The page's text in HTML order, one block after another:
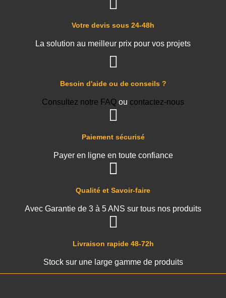
Livraison rapide 48-72h
Stock sur une large gamme de produits
Qualité et Savoir-faire
Avec Garantie de 3 à 5 ANS sur tous nos produits
Paiement sécurisé
Payer en ligne en toute confiance
Besoin d'aide ou de conseils ?
Consultez notre FAQ ou contactez-nous
Votre devis sous 24-48h
La solution au meilleur prix pour vos projets